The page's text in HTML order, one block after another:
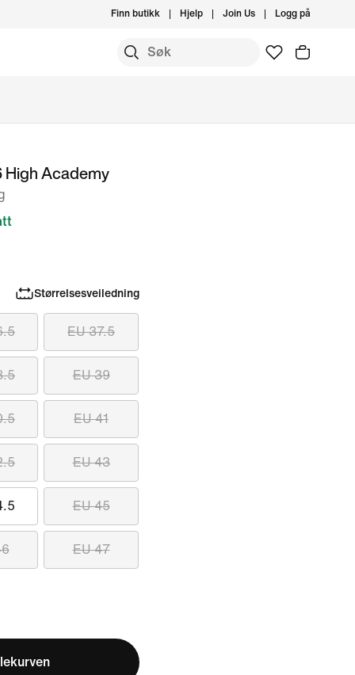
Finn butikk Hjelp Join Us Logg på
High Academy
Størrelsesveiledning
EU 37.5
EU 39
EU 41
EU 43
EU 45
EU 47